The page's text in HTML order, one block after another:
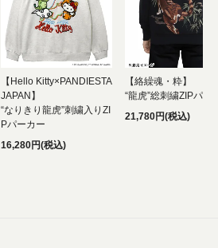
【Hello Kitty×PANDIESTA
JAPAN】
“なりきり龍虎”刺繍入りZI
Pパーカー
16,280円(税込)
【絡繰魂・粋】
“龍虎”総刺繍ZIPパー
21,780円(税込)